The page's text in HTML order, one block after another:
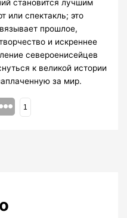
становится лучшим
или спектакль; это
прошлое,
и искреннее
североенисейцев
к великой истории
за мир.
1